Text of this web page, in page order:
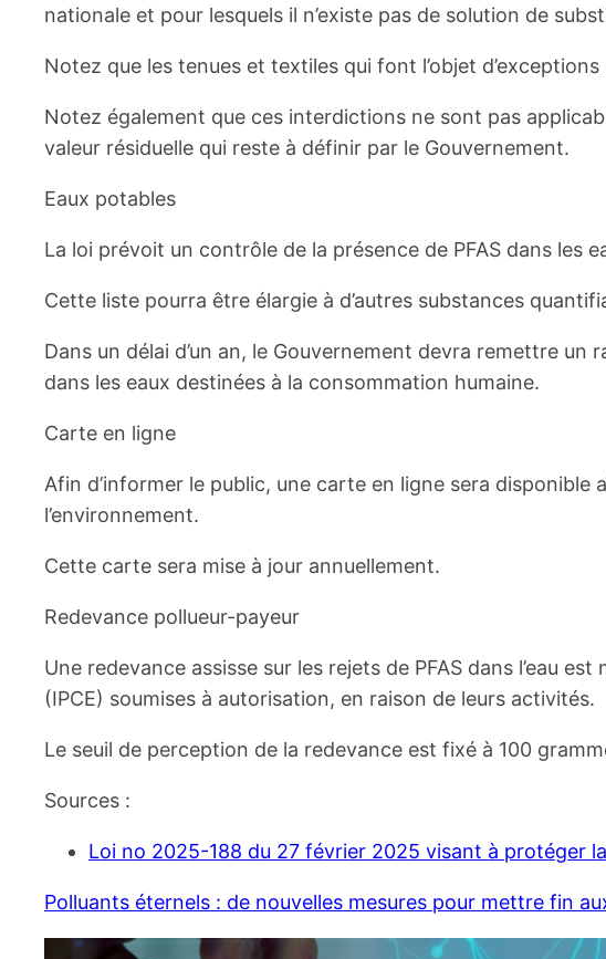
nationale et pour lesquels il n’existe pas de solution de
Notez que les tenues et textiles qui font l’objet
Notez également que ces interdictions ne sont pas
valeur résiduelle qui reste à définir par le Gouvernement.
Eaux potables
La loi prévoit un contrôle de la présence de PFAS dans les
Cette liste pourra être élargie à d’autres substances
Dans un délai d’un an, le Gouvernement devra remettre
dans les eaux destinées à la consommation humaine.
Carte en ligne
Afin d’informer le public, une carte en ligne sera
l’environnement.
Cette carte sera mise à jour annuellement.
Redevance pollueur-payeur
Une redevance assisse sur les rejets de PFAS dans l’eau
(IPCE) soumises à autorisation, en raison de leurs activités.
Le seuil de perception de la redevance est fixé à 100
Sources :
Loi no 2025-188 du 27 février 2025 visant à protéger
Polluants éternels : de nouvelles mesures pour mettre fin